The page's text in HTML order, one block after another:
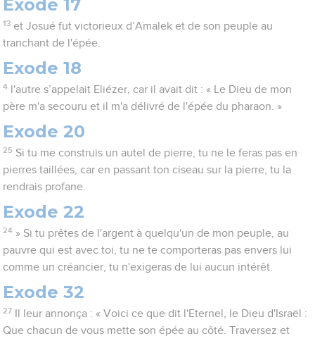
Exode 17
13 et Josué fut victorieux d’Amalek et de son peuple au
tranchant de l'épée.
Exode 18
4
l'autre s’appelait Eliézer, car il avait dit : « Le Dieu de mon
père m'a secouru et il m'a délivré de l'épée du pharaon. »
Exode 20
25 Si tu me construis un autel de pierre, tu ne le feras pas en
pierres taillées, car en passant ton ciseau sur la pierre, tu la
rendrais profane.
Exode 22
24 » Si tu prêtes de l'argent à quelqu'un de mon peuple, au
pauvre qui est avec toi, tu ne te comporteras pas envers lui
comme un créancier, tu n'exigeras de lui aucun intérêt.
Exode 32
27
Il leur annonça : « Voici ce que dit l'Eternel, le Dieu d'Israël :
Que chacun de vous mette son épée au côté. Traversez et